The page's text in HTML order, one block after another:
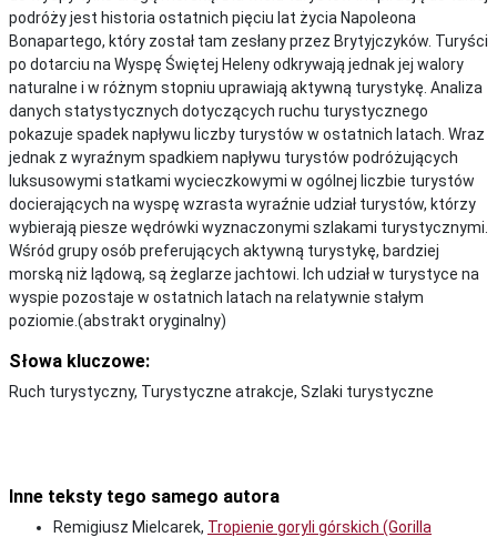
podróży jest historia ostatnich pięciu lat życia Napoleona
Bonapartego, który został tam zesłany przez Brytyjczyków. Turyści
po dotarciu na Wyspę Świętej Heleny odkrywają jednak jej walory
naturalne i w różnym stopniu uprawiają aktywną turystykę. Analiza
danych statystycznych dotyczących ruchu turystycznego
pokazuje spadek napływu liczby turystów w ostatnich latach. Wraz
jednak z wyraźnym spadkiem napływu turystów podróżujących
luksusowymi statkami wycieczkowymi w ogólnej liczbie turystów
docierających na wyspę wzrasta wyraźnie udział turystów, którzy
wybierają piesze wędrówki wyznaczonymi szlakami turystycznymi.
Wśród grupy osób preferujących aktywną turystykę, bardziej
morską niż lądową, są żeglarze jachtowi. Ich udział w turystyce na
wyspie pozostaje w ostatnich latach na relatywnie stałym
poziomie.(abstrakt oryginalny)
Słowa kluczowe:
Ruch turystyczny, Turystyczne atrakcje, Szlaki turystyczne
Inne teksty tego samego autora
Remigiusz Mielcarek, Tropienie goryli górskich (Gorilla